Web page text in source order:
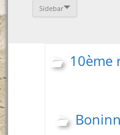
Sidebar
10ème